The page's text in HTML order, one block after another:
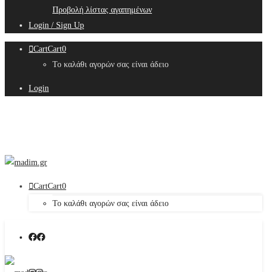
Προβολή λίστας αγαπημένων
Login / Sign Up
CartCart0
Το καλάθι αγορών σας είναι άδειο
Login
CartCart0
Το καλάθι αγορών σας είναι άδειο